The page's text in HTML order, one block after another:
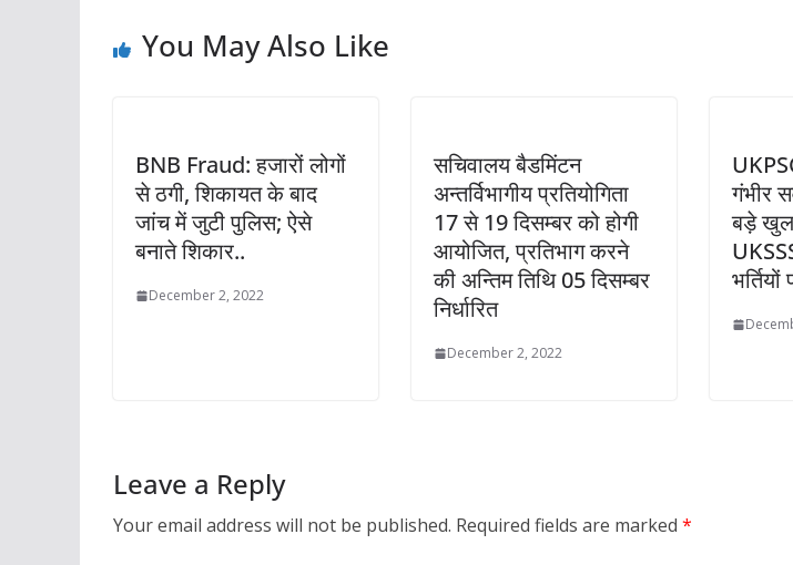
You May Also Like
BNB Fraud: हजारों लोगों
से ठगी, शिकायत के बाद
जांच में जुटी पुलिस; ऐसे
बनाते शिकार..
December 2, 2022
सचिवालय बैडमिंटन
अन्तर्विभागीय प्रतियोगिता
17 से 19 दिसम्बर को होगी
आयोजित, प्रतिभाग करने
की अन्तिम तिथि 05 दिसम्बर
निर्धारित
December 2, 2022
गंभीर
बड़े
Leave a Reply
Your email address will not be published. Required fields are marked *